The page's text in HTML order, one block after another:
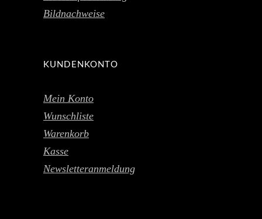
Bildnachweise
KUNDENKONTO
Mein Konto
Wunschliste
Warenkorb
Kasse
Newsletteranmeldung